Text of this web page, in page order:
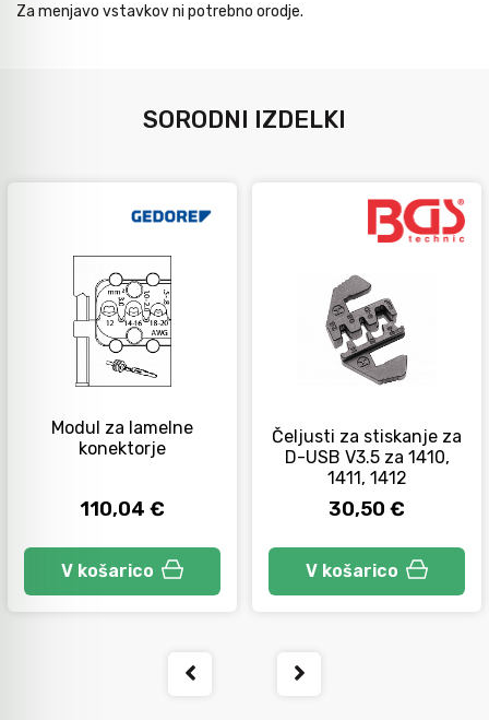
Za menjavo vstavkov ni potrebno orodje.
SORODNI IZDELKI
Modul za lamelne
konektorje
110,04 €
V košarico
Čeljusti za stiskanje za
D-USB V3.5 za 1410,
1411, 1412
30,50 €
V košarico